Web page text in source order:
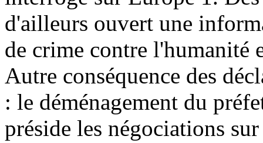
d'ailleurs ouvert une
de crime contre l'humanité
Autre conséquence des
: le déménagement du
préside les négociations